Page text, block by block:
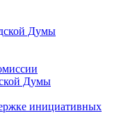
Думы
Думы
инициативных